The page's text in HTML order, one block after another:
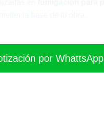
por WhattsApp